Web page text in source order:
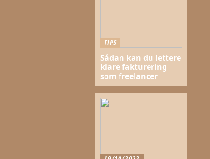
TIPS
Sådan kan du lettere
klare fakturering
som freelancer